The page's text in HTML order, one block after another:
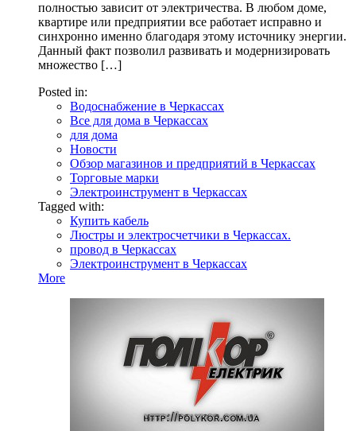
полностью зависит от электричества. В любом доме,
квартире или предприятии все работает исправно и
синхронно именно благодаря этому источнику энергии.
Данный факт позволил развивать и модернизировать
множество […]
Posted in:
Водоснабжение в Черкассах
Все для дома в Черкассах
для дома
Новости
Обзор магазинов и предприятий в Черкассах
Торговые марки
Электроинструмент в Черкассах
Tagged with:
Купить кабель
Люстры и электросчетчики в Черкассах.
провод в Черкассах
Электроинструмент в Черкассах
More